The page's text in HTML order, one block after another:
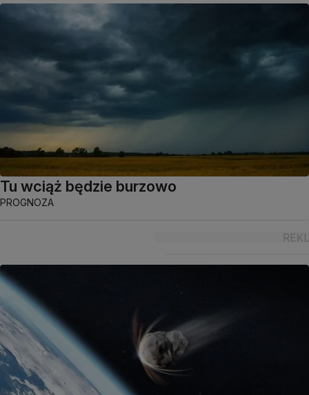
Tu wciąż będzie burzowo
PROGNOZA